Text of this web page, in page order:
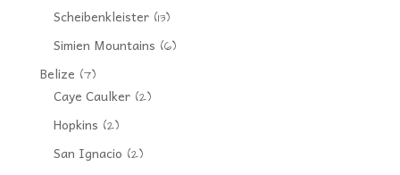
Scheibenkleister(13)
Simien Mountains (6)
Belize (7)
Caye Caulker(2)
Hopkins (2)
San Ignacio (2)